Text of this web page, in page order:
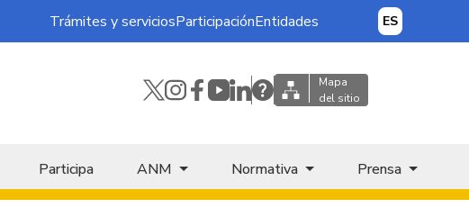
Trámites y serviciosParticipaciónEntidades ES
Mapa
del sitio
Participa ANM Normativa Prensa